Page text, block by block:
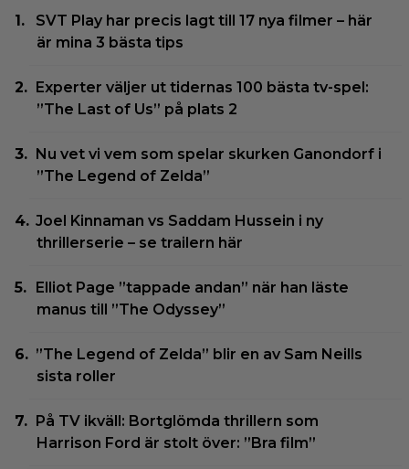
SVT Play har precis lagt till 17 nya filmer – här
är mina 3 bästa tips
Experter väljer ut tidernas 100 bästa tv-spel:
”The Last of Us” på plats 2
Nu vet vi vem som spelar skurken Ganondorf i
”The Legend of Zelda”
Joel Kinnaman vs Saddam Hussein i ny
thrillerserie – se trailern här
Elliot Page ”tappade andan” när han läste
manus till ”The Odyssey”
”The Legend of Zelda” blir en av Sam Neills
sista roller
På TV ikväll: Bortglömda thrillern som
Harrison Ford är stolt över: ”Bra film”